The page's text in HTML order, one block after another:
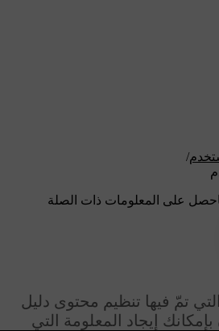
/
على المعلومات ذات الصلة
تمّ فيها تنظيم محتوى دليل
إيجاد المعلومة التي